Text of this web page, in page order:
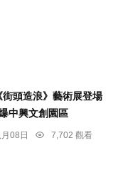
頭造浪》藝術展登場
中興文創園區
08日
7,702 觀看